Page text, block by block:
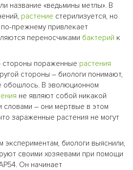
название «ведьмины метлы». В
растение стерилизуется, но
прежнему привлекает
переносчиками бактерий к
стороны пораженные растения
стороны – биологи понимают,
обошлось. В эволюционном
не являют собой никакой
словами – они мертвые в этом
зараженные растения не могут
экспериментам, биологи выяснили,
своими хозяевами при помощи
Он начинает